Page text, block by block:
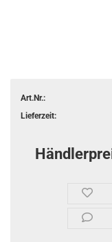
Art.Nr.:
Lieferzeit: